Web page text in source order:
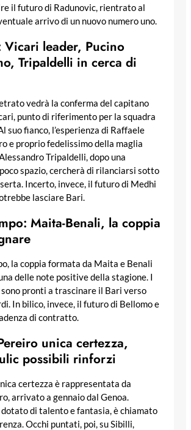
il futuro di Radunovic, rientrato al
arrivo di un nuovo numero uno.
Vicari leader, Pucino
Tripaldelli in cerca di
vedrà la conferma del capitano
punto di riferimento per la squadra
suo fianco, l’esperienza di Raffaele
e proprio fedelissimo della maglia
Tripaldelli, dopo una
spazio, cercherà di rilanciarsi sotto
Incerto, invece, il futuro di Medhi
lasciare Bari.
Maita-Benali, la coppia
la coppia formata da Maita e Benali
delle note positive della stagione. I
pronti a trascinare il Bari verso
In bilico, invece, il futuro di Bellomo e
di contratto.
unica certezza,
possibili rinforzi
certezza è rappresentata da
arrivato a gennaio dal Genoa.
dotato di talento e fantasia, è chiamato
Occhi puntati, poi, su Sibilli,